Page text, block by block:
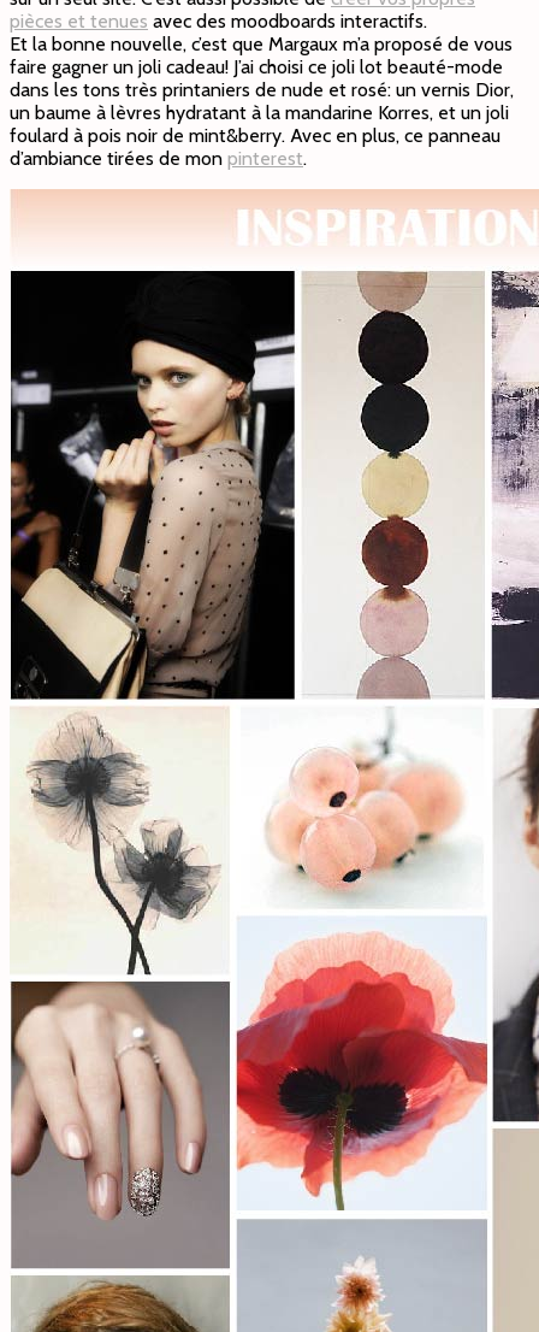
pièces et tenues avec des moodboards interactifs.
Et la bonne nouvelle, c’est que Margaux m’a proposé de vous
faire gagner un joli cadeau! J’ai choisi ce joli lot beauté-mode
dans les tons très printaniers de nude et rosé: un vernis Dior,
un baume à lèvres hydratant à la mandarine Korres, et un joli
foulard à pois noir de mint&berry. Avec en plus, ce panneau
d’ambiance tirées de mon pinterest.